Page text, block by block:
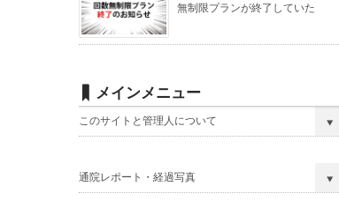
無制限プランが終了していた
メインメニュー
このサイトと管理人について
通院レポート・経過写真